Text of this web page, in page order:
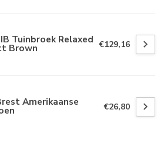
Tuinbroek Relaxed
Brown €129,16
Amerikaanse €26,80